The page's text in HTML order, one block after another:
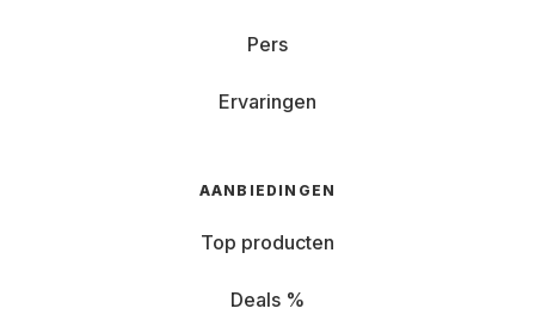
Pers
Ervaringen
AANBIEDINGEN
Top producten
Deals %